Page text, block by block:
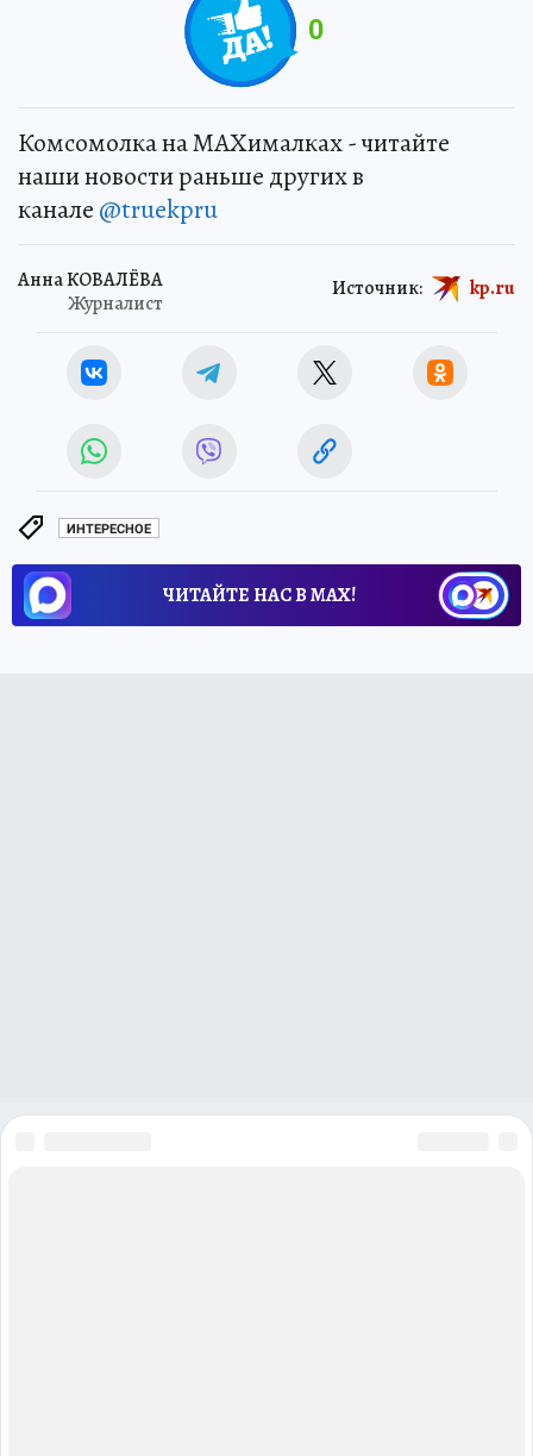
0
Комсомолка на MAXималках - читайте
наши новости раньше других в
канале @truekpru
Анна КОВАЛЁВА
Журналист
Источник: kp.ru
ИНТЕРЕСНОЕ
ЧИТАЙТЕ НАС В МАХ!